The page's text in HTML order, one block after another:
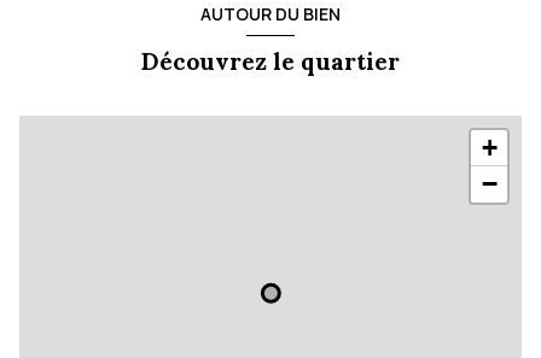
AUTOUR DU BIEN
Découvrez le quartier
+
−